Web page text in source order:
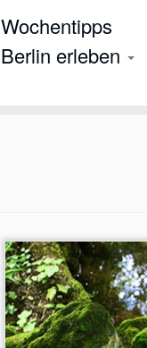
Wochentipps
Berlin erleben